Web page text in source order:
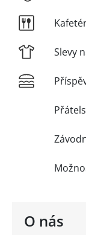
O nás
Slevy